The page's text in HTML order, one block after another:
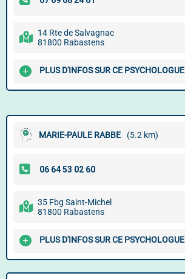
14 Rte de Salvagnac
81800 Rabastens
PLUS D'INFOS SUR CE PSYCHOLOGUE
MARIE-PAULE RABBE (5.2 km)
35 Fbg Saint-Michel
81800 Rabastens
PLUS D'INFOS SUR CE PSYCHOLOGUE